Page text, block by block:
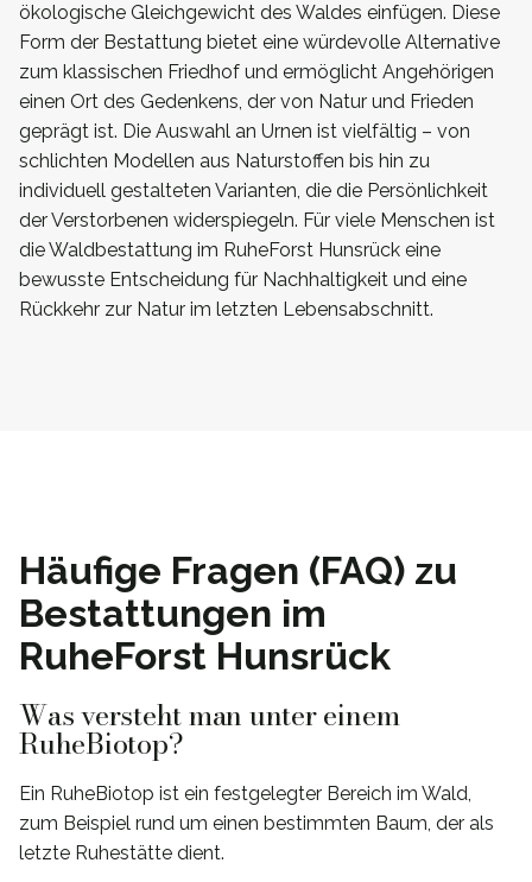
ökologische Gleichgewicht des Waldes einfügen. Diese
Form der Bestattung bietet eine würdevolle Alternative
zum klassischen Friedhof und ermöglicht Angehörigen
einen Ort des Gedenkens, der von Natur und Frieden
geprägt ist. Die Auswahl an Urnen ist vielfältig – von
schlichten Modellen aus Naturstoffen bis hin zu
individuell gestalteten Varianten, die die Persönlichkeit
der Verstorbenen widerspiegeln. Für viele Menschen ist
die Waldbestattung im RuheForst Hunsrück eine
bewusste Entscheidung für Nachhaltigkeit und eine
Rückkehr zur Natur im letzten Lebensabschnitt.
Häufige Fragen (FAQ) zu
Bestattungen im
RuheForst Hunsrück
Was versteht man unter einem
RuheBiotop?
Ein RuheBiotop ist ein festgelegter Bereich im Wald,
zum Beispiel rund um einen bestimmten Baum, der als
letzte Ruhestätte dient.